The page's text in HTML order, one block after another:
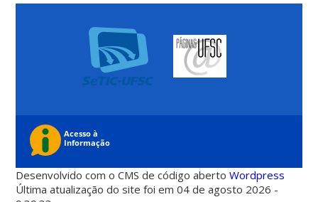
Desenvolvido com o CMS de código abertoWordpress
Última atualização do site foi em 04 de agosto 2026 -